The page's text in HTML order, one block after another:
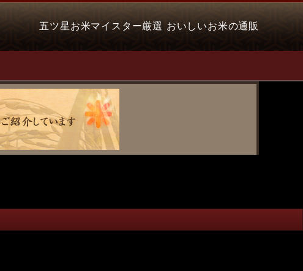
五ツ星お米マイスター厳選 おいしいお米の通販